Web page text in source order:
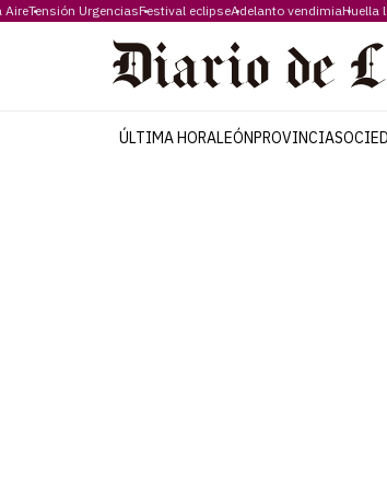
AireTensión UrgenciasFestival eclipseAdelanto vendimiaHuella
ÚLTIMA HORALEÓNPROVINCIA